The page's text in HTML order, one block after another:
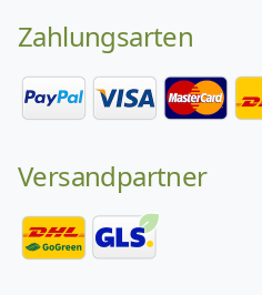
Zahlungsarten
Versandpartner